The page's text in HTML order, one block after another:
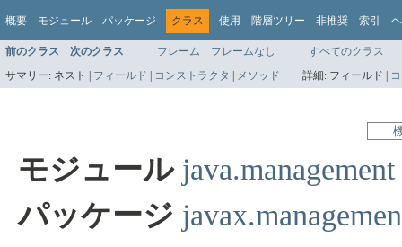
概要 モジュール パッケージ クラス 使用 階層ツリー 非推奨 索引
前のクラス 次のクラス フレーム フレームなし
すべてのクラス
サマリー: ネスト | フィールド | コンストラクタ | メソッド 詳細: フィールド |
モジュール java.management
パッケージ